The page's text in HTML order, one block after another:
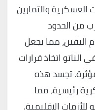
والتمارين
من الحدود
اليقين، مما يجعل
اتخاذ قرارات
تجسد هذه
رئيسية، مما
الإقليمية.